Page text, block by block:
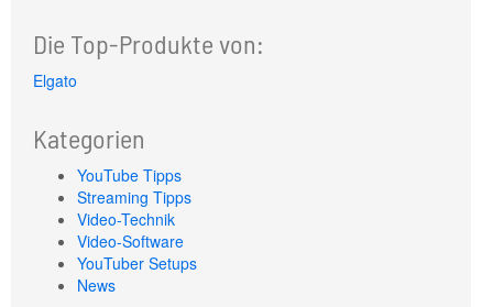
Die Top-Produkte von:
Elgato
Kategorien
YouTube Tipps
Streaming Tipps
Video-Technik
Video-Software
YouTuber Setups
News